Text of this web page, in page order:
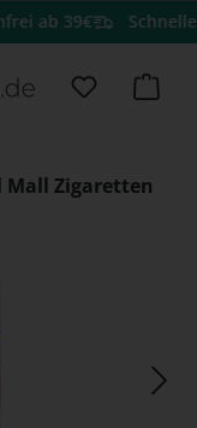
39€ Schneller
Du hast
Mall Zigaretten